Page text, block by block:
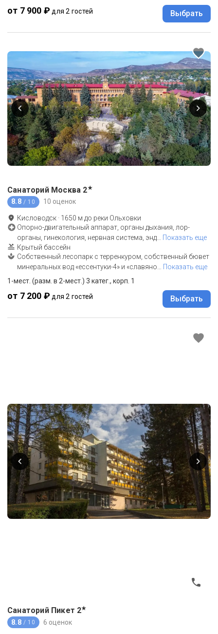
от 7 900 ₽ для 2 гостей Выбрать
Санаторий Москва 2★
8.8 / 10 10 оценок
Кисловодск · 1650 м до реки Ольховки
Опорно-двигательный аппарат, органы дыхания, лор-
органы, гинекология, нервная система, энд
Показать еще
Крытый бассейн
Собственный лесопарк с терренкуром, собственный бювет
минеральных вод «ессентуки-4» и «славяно
Показать еще
1-мест. (разм. в 2-мест.) 3 катег., корп. 1
от 7 200 ₽ для 2 гостей Выбрать
Санаторий Пикет 2★
8.8 / 10 6 оценок